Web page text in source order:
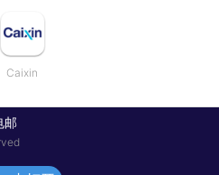
Caixin
邮